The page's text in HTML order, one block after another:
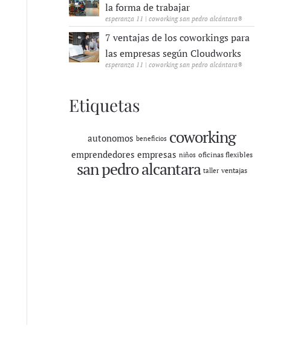
la forma de trabajar
esperanza 11 | coworking san pedro alcántara®
7 ventajas de los coworkings para
las empresas según Cloudworks
esperanza 11 | coworking san pedro alcántara®
Etiquetas
autonomos beneficios coworking
emprendedores empresas niños oficinas flexibles
san pedro alcantara taller ventajas